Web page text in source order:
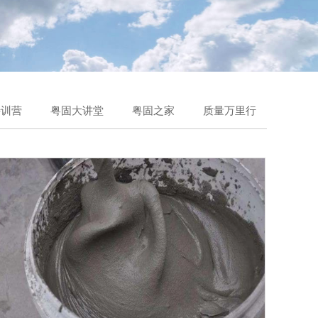
营 粤固大讲堂 粤固之家 质量万里行